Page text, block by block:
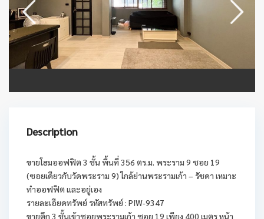
Description
ขายโฮมออฟฟิต 3 ชั้น พื้นที่ 356 ตร.ม. พระราม 9 ซอย 19
(ซอยเดียวกับวัดพระราม 9) ใกล้ย่านพระรามเก้า – รัชดา เหมาะ
ทำออฟฟิต และอยู่เอง
รายละเอียดทรัพย์ รหัสทรัพย์ : PIW-9347
ขายตึก 3 ชั้นเข้าซอยพระรามเก้า ซอย 19 เพียง 400 เมตร หน้า